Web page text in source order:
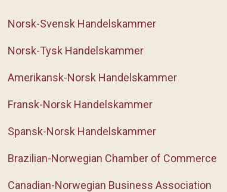
Norsk-Svensk Handelskammer
Norsk-Tysk Handelskammer
Amerikansk-Norsk Handelskammer
Fransk-Norsk Handelskammer
Spansk-Norsk Handelskammer
Brazilian-Norwegian Chamber of Commerce
Canadian-Norwegian Business Association